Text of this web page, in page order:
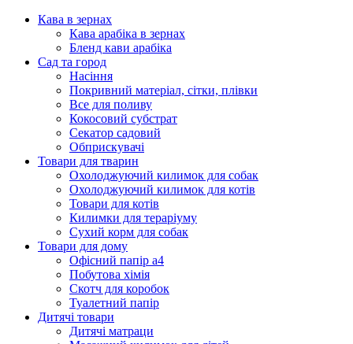
Кава в зернах
Кава арабіка в зернах
Бленд кави арабіка
Сад та город
Насіння
Покривний матеріал, сітки, плівки
Все для поливу
Кокосовий субстрат
Секатор садовий
Обприскувачі
Товари для тварин
Охолоджуючий килимок для собак
Охолоджуючий килимок для котів
Товари для котів
Килимки для тераріуму
Сухий корм для собак
Товари для дому
Офісний папір а4
Побутова хімія
Скотч для коробок
Туалетний папір
Дитячі товари
Дитячі матраци